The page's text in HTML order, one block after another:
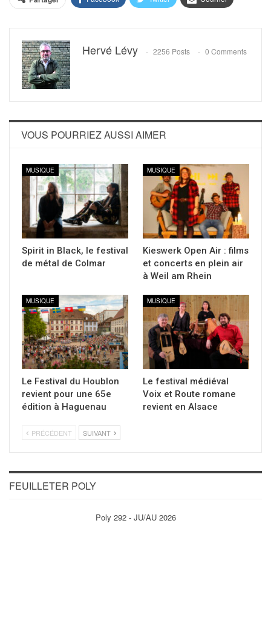
Hervé Lévy 2256 Posts 0 Comments
VOUS POURRIEZ AUSSI AIMER
MUSIQUE
Spirit in Black, le festival
de métal de Colmar
MUSIQUE
Kieswerk Open Air : films
et concerts en plein air
à Weil am Rhein
MUSIQUE
Le Festival du Houblon
revient pour une 65e
édition à Haguenau
MUSIQUE
Le festival médiéval
Voix et Route romane
revient en Alsace
PRÉCÉDENT SUIVANT
FEUILLETER POLY
Poly 292 - JU/AU 2026